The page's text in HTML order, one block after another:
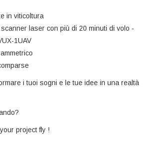
in viticoltura
laser con più di 20 minuti di volo -
1UAV
i tuoi sogni e le tue idee in una realtà
project fly !